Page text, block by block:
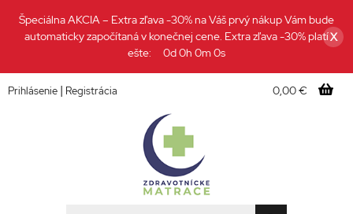
Špeciálna AKCIA – Extra zľava -30% na Váš prvý nákup Vám bude
automaticky započítaná v konečnej cene. Extra zľava -30% platí
ešte: 0d 0h 0m 0s
X
Prihlásenie | Registrácia 0,00 €